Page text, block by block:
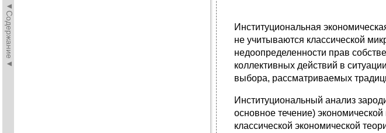
◄Содержание◄
Институциональная
не учитываются классической
недоопределенности прав
коллективных действий в
выбора, рассматриваемых
Институциональный анализ
основное течение)
классической экономической